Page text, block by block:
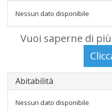
Nessun dato disponibile
Vuoi saperne di
Abitabilità
Nessun dato disponibile